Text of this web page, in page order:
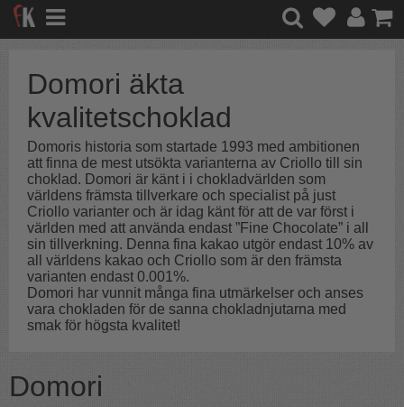
Domori äkta
kvalitetschoklad
Domoris historia som startade 1993 med ambitionen
att finna de mest utsökta varianterna av Criollo till sin
choklad. Domori är känt i i chokladvärlden som
världens främsta tillverkare och specialist på just
Criollo varianter och är idag känt för att de var först i
världen med att använda endast ”Fine Chocolate” i all
sin tillverkning. Denna fina kakao utgör endast 10% av
all världens kakao och Criollo som är den främsta
varianten endast 0.001%.
Domori har vunnit många fina utmärkelser och anses
vara chokladen för de sanna chokladnjutarna med
smak för högsta kvalitet!
Domori